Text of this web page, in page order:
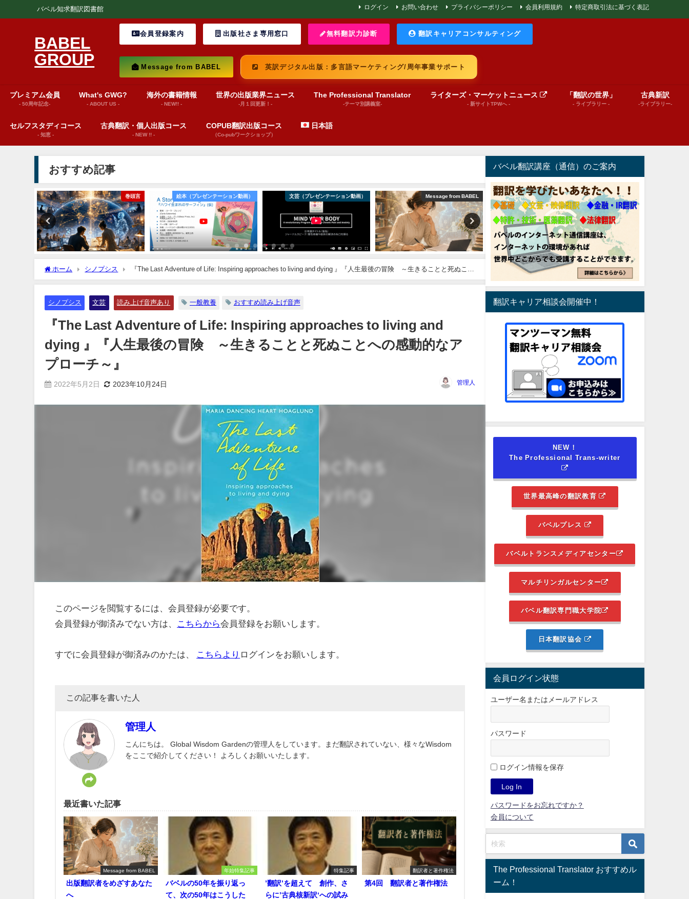
バベル知求翻訳図書館 ログイン お問い合わせ プライバシーポリシー 会員利用規約 特定商取引法に基づく表記
BABEL
GROUP
会員登録案内 出版社さま専用窓口 無料翻訳力診断 翻訳キャリアコンサルティング
Message from BABEL 英訳デジタル出版：多言語マーケティング/周年事業サポート
プレミアム会員
- 50周年記念-
What's GWG?
- ABOUT US -
海外の書籍情報
- NEW!! -
世界の出版業界ニュース
-月１回更新！-
The Professional Translator
-テーマ別講義室-
ライターズ・マーケットニュース
- 新サイトTPWへ -
「翻訳の世界」
- ライブラリー -
古典新訳
-ライブラリー-
セルフスタディコース
- 知恵 -
古典翻訳・個人出版コース
- NEW !! -
COPUB翻訳出版コース
（Co-pubワークショップ）
日本語
おすすめ記事
巻頭言 絵本（プレゼンテーション動画） 文芸（プレゼンテーション動画） Message from BABEL World News insights 文芸（プレゼンテーショ
ホーム シノプシス
『The Last Adventure of Life: Inspiring approaches to living and dying 』『人生最後の冒険 ～生きることと死ぬこと
への感動的なアプローチ～』
シノプシス 文芸 読み上げ音声あり 一般教養 おすすめ読み上げ音声
『The Last Adventure of Life: Inspiring approaches to living and
dying 』『人生最後の冒険 ～生きることと死ぬことへの感動的なア
プローチ～』
2022年5月2日 2023年10月24日 管理人
このページを閲覧するには、会員登録が必要です。
会員登録が御済みでない方は、
こちらから会員登録をお願いします。
すでに会員登録が御済みのかたは、 こちらより ログインをお願いします。
この記事を書いた人
管理人
こんにちは。 Global Wisdom Gardenの管理人をしています。まだ翻訳されていない、様々なWisdom
をここで紹介してください！ よろしくお願いいたします。
最近書いた記事
Message from BABEL
出版翻訳者をめざすあなた
へ
年始特集記事
バベルの50年を振り返っ
て、次の50年はこうした
特集記事
’翻訳’を超えて 創作、さ
らに’古典核新訳‘への試み
翻訳者と著作権法
第4回 翻訳者と著作権法
バベル翻訳講座（通信）のご案内
翻訳キャリア相談会開催中！
NEW！
The Professional Trans-writer
世界最高峰の翻訳教育
バベルプレス
バベルトランスメディアセンター
マルチリンガルセンター
バベル翻訳専門職大学院
日本翻訳協会
会員ログイン状態
ユーザー名またはメールアドレス
パスワード
ログイン情報を保存
パスワードをお忘れですか？
会員について
The Professional Translator おすすめル
ーム！